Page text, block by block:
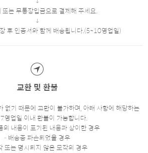
또는 무통장입금으로 결제해 주세요.
후 인증서와 함께 배송됩니다.(5~10영업일)
교환 및 환불
없기 때문에 교환이 불가하며, 아래 사항에 해당하는
영업일 이내 환불이 가능합니다.
의 내용이 표기된 내용과 상이한 경우
- 배송중 파손되었을 경우
또는 명시되지 않은 모작의 경우